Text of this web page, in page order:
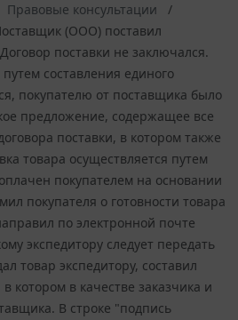
Правовые консультации
(ООО) поставил
поставки не заключался.
составления единого
покупателю от поставщика было
предложение, содержащее все
поставки, в котором также
товара осуществляется путем
покупателем на основании
покупателя о готовности товара
по электронной почте
экспедитору следует передать
товар экспедитору, составил
котором в качестве заказчика и
В строке "подпись